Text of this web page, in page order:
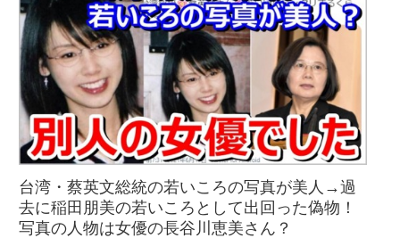
台湾・蔡英文総統の若いころの写真が美人→過
去に稲田朋美の若いころとして出回った偽物！
写真の人物は女優の長谷川恵美さん？